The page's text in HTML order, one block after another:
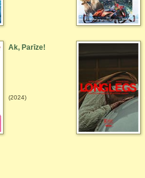
Ak, Parīze!
(2024)